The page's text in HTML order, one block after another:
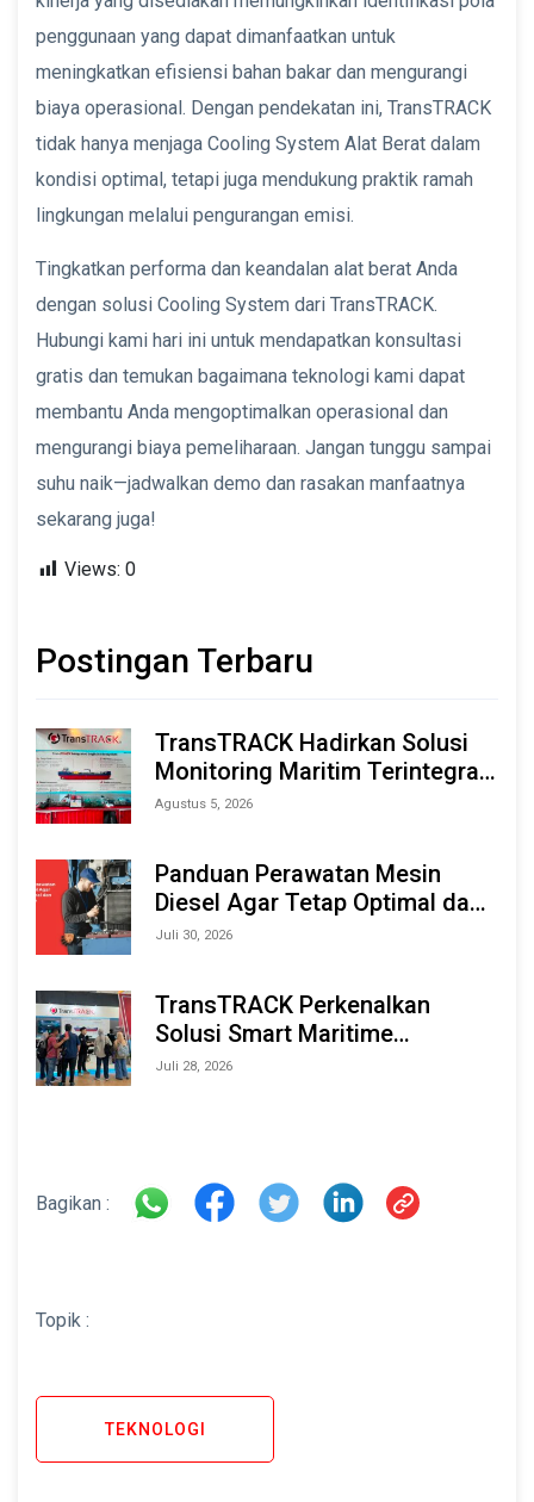
penggunaan yang dapat dimanfaatkan untuk
meningkatkan efisiensi bahan bakar dan mengurangi
biaya operasional. Dengan pendekatan ini, TransTRACK
tidak hanya menjaga Cooling System Alat Berat dalam
kondisi optimal, tetapi juga mendukung praktik ramah
lingkungan melalui pengurangan emisi.
Tingkatkan performa dan keandalan alat berat Anda
dengan solusi Cooling System dari TransTRACK.
Hubungi kami hari ini untuk mendapatkan konsultasi
gratis dan temukan bagaimana teknologi kami dapat
membantu Anda mengoptimalkan operasional dan
mengurangi biaya pemeliharaan. Jangan tunggu sampai
suhu naik—jadwalkan demo dan rasakan manfaatnya
sekarang juga!
Views: 0
Postingan Terbaru
TransTRACK Hadirkan Solusi
Monitoring Maritim Terintegrasi
Berbasis AI & IoT di Indonesia
Agustus 5, 2026
Panduan Perawatan Mesin
Diesel Agar Tetap Optimal dan
Tahan Lama
Juli 30, 2026
TransTRACK Perkenalkan
Solusi Smart Maritime
Monitoring Berbasis AI dan IoT
Juli 28, 2026
Bagikan :
Topik :
TEKNOLOGI